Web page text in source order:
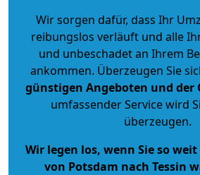
Wir sorgen dafür, dass Ihr
reibungslos verläuft und alle
und unbeschadet an Ihrem
ankommen. Überzeugen Sie
günstigen Angeboten und
umfassender Service wird
überzeugen.
Wir legen los, wenn Sie so
von Potsdam nach Tessin